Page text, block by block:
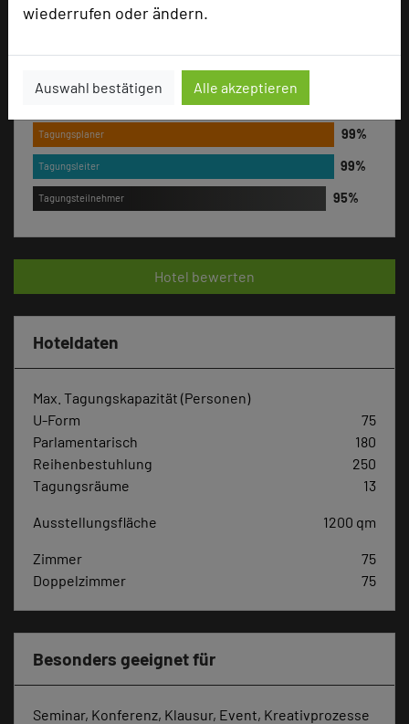
wiederrufen oder ändern.
Auswahl bestätigen Alle akzeptieren
zur Tagungsanfrage hinzufügen
Tagungsplaner
Tagungsleiter
Tagungsteilnehmer
Hotel bewerten
Hoteldaten
Max. Tagungskapazität (Personen)
U-Form
75
Parlamentarisch
180
Reihenbestuhlung
250
Tagungsräume
13
Ausstellungsfläche 1200 qm
Zimmer
75
Doppelzimmer
75
Besonders geeignet für
Seminar, Konferenz, Klausur, Event, Kreativprozesse